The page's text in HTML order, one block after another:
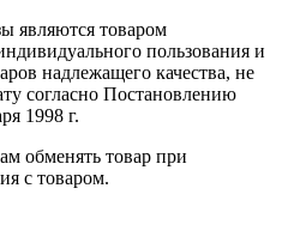
являются товаром
пользования и
надлежащего качества, не
согласно Постановлению
1998 г.
обменять товар при
с товаром.